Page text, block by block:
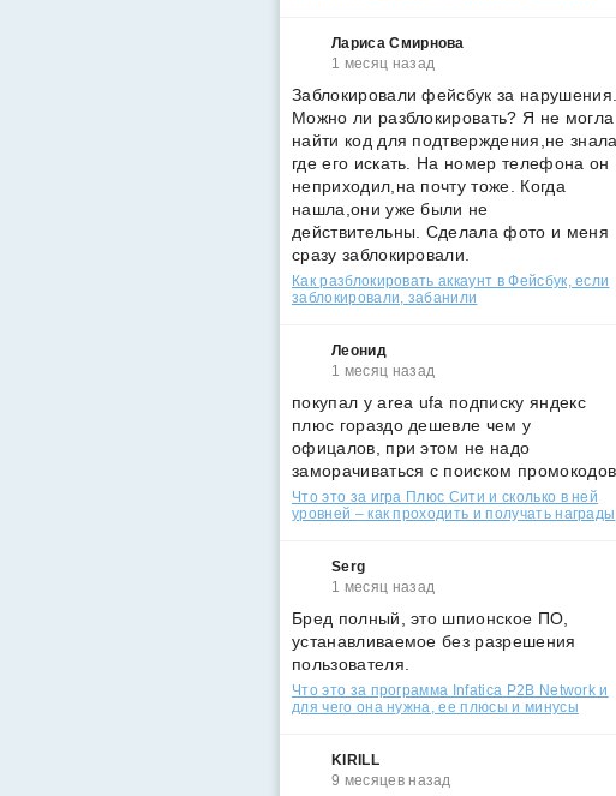
Лариса Смирнова
1 месяц назад
Заблокировали фейсбук за
Можно ли разблокировать? Я не могла
найти код для подтверждения,не
где его искать. На номер телефона он
неприходил,на почту тоже. Когда
нашла,они уже были не
действительны. Сделала фото и меня
сразу заблокировали.
Как разблокировать аккаунт в Фейсбук, если
заблокировали, забанили
Леонид
1 месяц назад
покупал у area ufa подписку яндекс
плюс гораздо дешевле чем у
офицалов, при этом не надо
заморачиваться с поиском промокодов
Что это за игра Плюс Сити и сколько в ней
уровней – как проходить и получать награды
Serg
1 месяц назад
Бред полный, это шпионское ПО,
устанавливаемое без разрешения
пользователя.
Что это за программа Infatica P2B Network и
для чего она нужна, ее плюсы и минусы
KIRILL
9 месяцев назад